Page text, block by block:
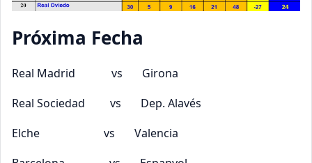
Próxima Fecha
Real Madrid vs Girona
Real Sociedad vs Dep. Alavés
Elche vs Valencia